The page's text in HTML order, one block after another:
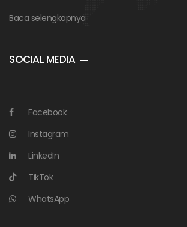
Baca selengkapnya
SOCIAL MEDIA
Facebook
Instagram
LinkedIn
TikTok
WhatsApp